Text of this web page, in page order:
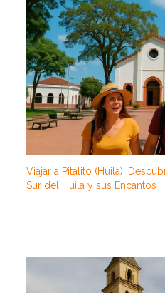
Viajar a Pitalito (Huila):
Sur del Huila y sus Encantos